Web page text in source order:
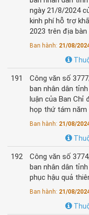
ngày 21/8/2024
kinh phí hỗ trợ
2023 trên địa bàn
Ban hành: 21/08/
191
Công văn số
ban nhân dân
luận của Ban Chỉ
họp thứ tám năm
Ban hành: 21/08/
192
Công văn số
ban nhân dân
phục hậu quả
Ban hành: 21/08/